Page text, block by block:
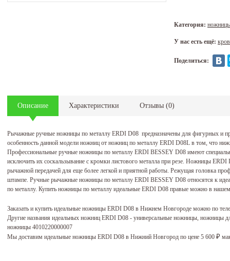
Категория:
У нас есть ещё:
Поделиться:
Описание Характеристики Отзывы (0)
Рычажные ручные ножницы по металлу ERDI D08 предназначены для фигурных и
особенность данной модели ножниц от ножниц по металлу ERDI D08L в том, что
Профессиональные ручные ножницы по металлу ERDI BESSEY D08 имеют
исключить их соскальзывание с кромки листового металла при резе. Ножницы
рычажной передачей для еще более легкой и приятной работы. Режущая головка
штампе. Ручные рычажные ножницы по металлу ERDI BESSEY D08 относятся к
по металлу. Купить ножницы по металлу идеальные ERDI D08 правые можно в нашем
Заказать и купить идеальные ножницы ERDI D08 в Нижнем Новгороде можно по
Другие названия идеальных ножниц ERDI D08 - универсальные ножницы, ножницы
ножницы 4010220000007
Мы доставим идеальные ножницы ERDI D08 в Нижний Новгород по цене 5 600 ₽